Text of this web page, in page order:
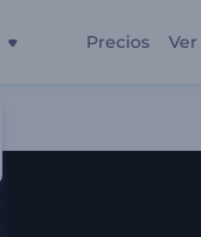
Precios Ver